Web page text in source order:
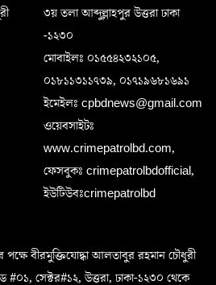
৩য় তলা আব্দুল্লাহপুর উত্তরা ঢাকা
-১২৩০
মোবাইলঃ ০১৫৫৪২৩২১০৫,
০১৮১১৩১১৭৩৯, ০১৭১৯৬৮১৬৯১
ইমেইলঃ cpbdnews@gmail.com
ওয়েবসাইটঃ
www.crimepatrolbd.com,
ফেসবুকঃ crimepatrolbdofficial,
ইউটিউবঃcrimepatrolbd
পক্ষে বীরমুক্তিযোদ্ধা আলতাবুর রহমান চৌধুরী
সেক্টর#১২, উত্তরা, ঢাকা-১২৩০ থেকে